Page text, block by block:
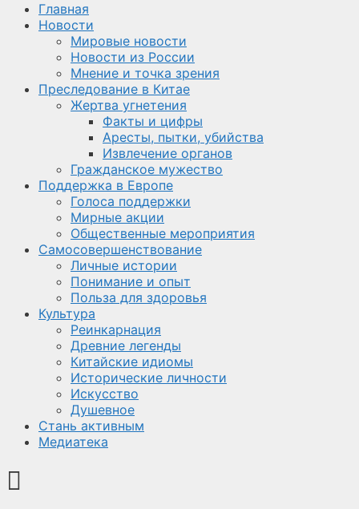
Главная
Новости
Мировые новости
Новости из России
Мнение и точка зрения
Преследование в Китае
Жертва угнетения
Факты и цифры
Аресты, пытки, убийства
Извлечение органов
Гражданское мужество
Поддержка в Европе
Голоса поддержки
Мирные акции
Общественные мероприятия
Самосовершенствование
Личные истории
Понимание и опыт
Польза для здоровья
Культура
Реинкарнация
Древние легенды
Китайские идиомы
Исторические личности
Искусство
Душевное
Стань активным
Медиатека